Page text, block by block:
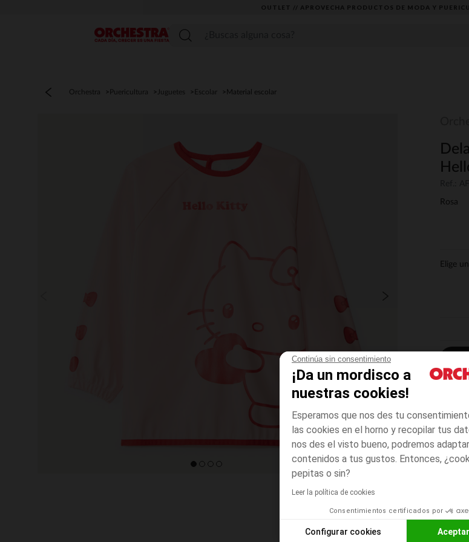
Continúa sin consentimiento
¡Da un mordisco a
nuestras cookies!
Esperamos que nos des tu
las cookies en el horno y recopilar tus
nos des el visto bueno, podremos
contenidos a tus gustos. Entonces,
pepitas o sin?
Leer la política de cookies
Consentimientos certificados por
Configurar cookies
OUTLET // APROVECHA PRODUCTOS DE MODA Y
Menú
Orchestra Puericultura Juguetes Escolar Material escolar
Rosa
Elige